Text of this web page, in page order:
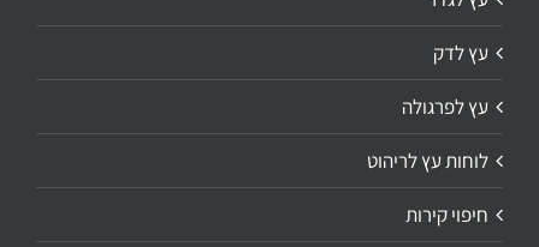
עץ לדק
עץ לפרגולה
לוחות עץ לריהוט
חיפוי קירות